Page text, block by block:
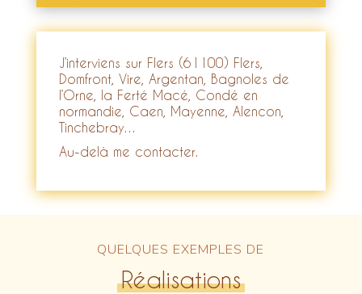
J’interviens sur Flers (61100) Flers,
Domfront, Vire, Argentan, Bagnoles de
l’Orne, la Ferté Macé, Condé en
normandie, Caen, Mayenne, Alencon,
Tinchebray…
Au-delà me contacter.
QUELQUES EXEMPLES DE
Réalisations